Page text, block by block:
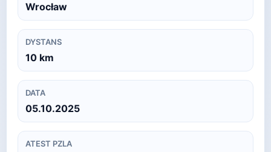
Wrocław
DYSTANS
10 km
DATA
05.10.2025
ATEST PZLA